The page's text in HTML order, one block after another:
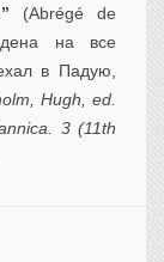
(Abrégé de
на все
в Падую,
Hugh, ed.
3 (11th